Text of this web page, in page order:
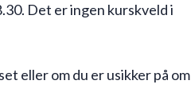
Det er ingen kurskveld i
eller om du er usikker på om